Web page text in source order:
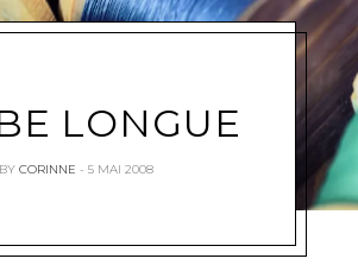
LONGUE
BY CORINNE 5 MAI 2008